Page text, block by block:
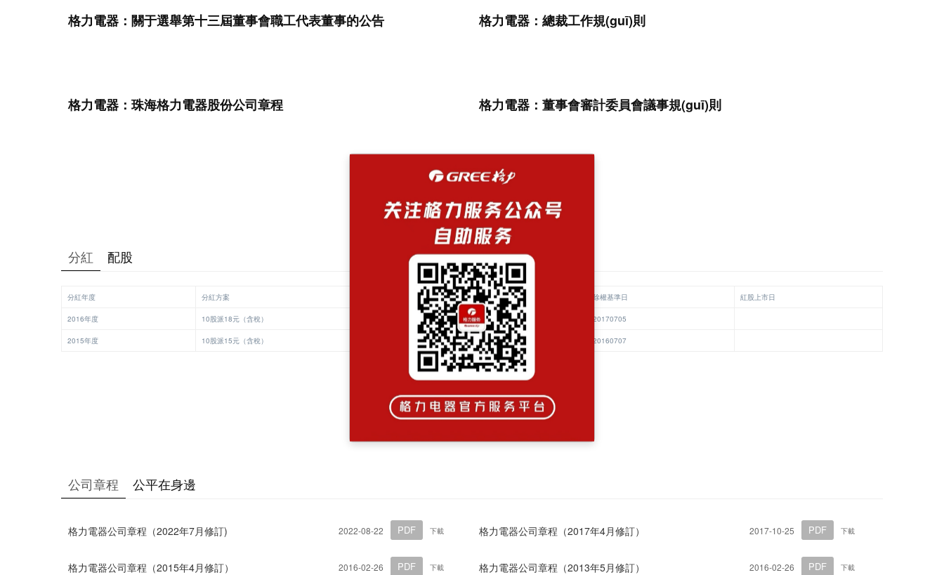
格力電器：關于選舉第十三屆董事會職工代表董事的公告 格力電器：總裁工作規(guī)則
格力電器：珠海格力電器股份公司章程 格力電器：董事會審計委員會議事規(guī)則
分紅 配股
分紅年度 分紅方案 股權登記日 除權基準日 紅股上市日
2016年度 10股派18元（含稅） 20170704 20170705
2015年度 10股派15元（含稅） 20160706 20160707
查看更多
公司章程 公平在身邊
格力電器公司章程（2022年7月修訂) 下載
PDF
2022-08-22 格力電器公司章程（2017年4月修訂） 下載
PDF
2017-10-25
格力電器公司章程（2015年4月修訂） 下載
PDF
2016-02-26 格力電器公司章程（2013年5月修訂） 下載
PDF
2016-02-26